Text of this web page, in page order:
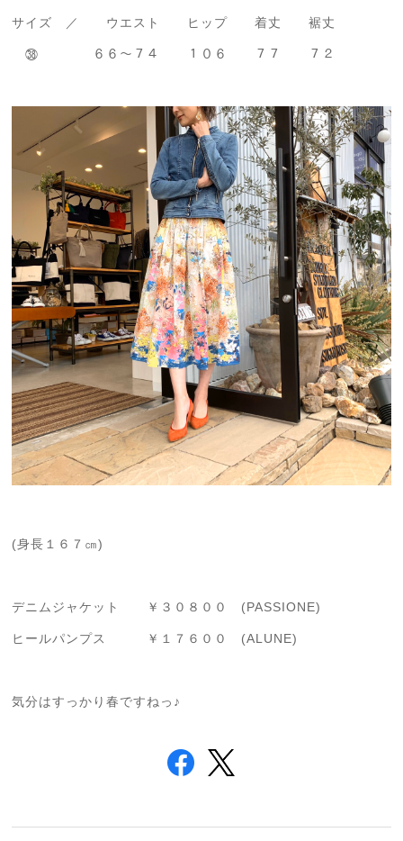
サイズ ／ ウエスト ヒップ 着丈 裾丈
㊳ ６６～７４ １０６ ７７ ７２
(身長１６７㎝)
デニムジャケット ￥３０８００ (PASSIONE)
ヒールパンプス ￥１７６００ (ALUNE)
気分はすっかり春ですねっ♪